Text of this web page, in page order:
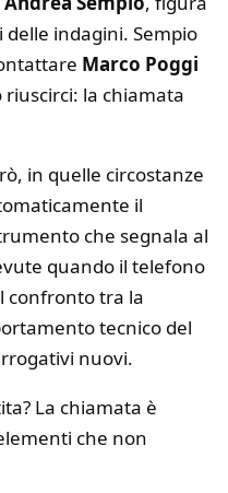
indagini. Sempio
Marco Poggi
la chiamata
in quelle circostanze
il
che segnala al
quando il telefono
confronto tra la
tecnico del
nuovi.
La chiamata è
che non